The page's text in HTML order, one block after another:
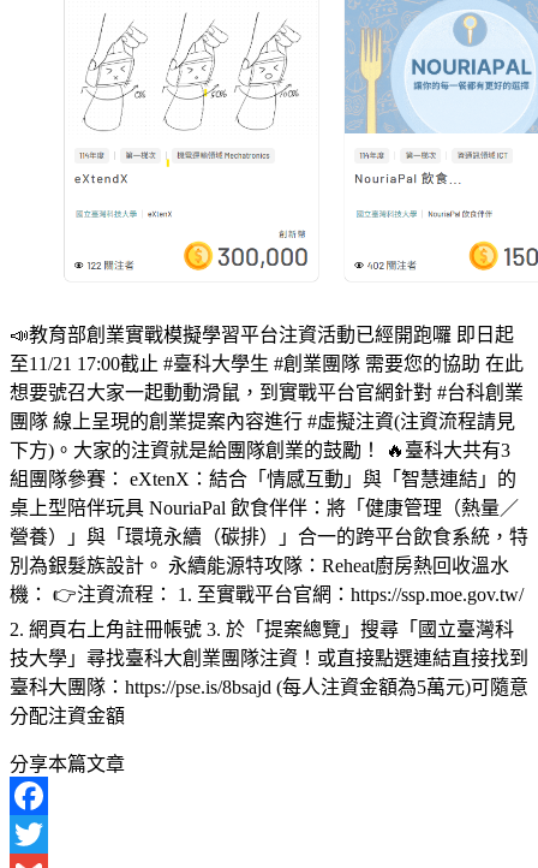
📣教育部創業實戰模擬學習平台注資活動已經開跑囉 即日起
至11/21 17:00截止 #臺科大學生 #創業團隊 需要您的協助 在此
想要號召大家一起動動滑鼠，到實戰平台官網針對 #台科創業
團隊 線上呈現的創業提案內容進行 #虛擬注資(注資流程請見
下方)。大家的注資就是給團隊創業的鼓勵！ 🔥臺科大共有3
組團隊參賽： eXtenX：結合「情感互動」與「智慧連結」的
桌上型陪伴玩具 NouriaPal 飲食伴伴：將「健康管理（熱量／
營養）」與「環境永續（碳排）」合一的跨平台飲食系統，特
別為銀髮族設計。 永續能源特攻隊：Reheat廚房熱回收溫水
機： 👉注資流程： 1. 至實戰平台官網：https://ssp.moe.gov.tw/
2. 網頁右上角註冊帳號 3. 於「提案總覽」搜尋「國立臺灣科
技大學」尋找臺科大創業團隊注資！或直接點選連結直接找到
臺科大團隊：https://pse.is/8bsajd (每人注資金額為5萬元)可隨意
分配注資金額
分享本篇文章
Facebook